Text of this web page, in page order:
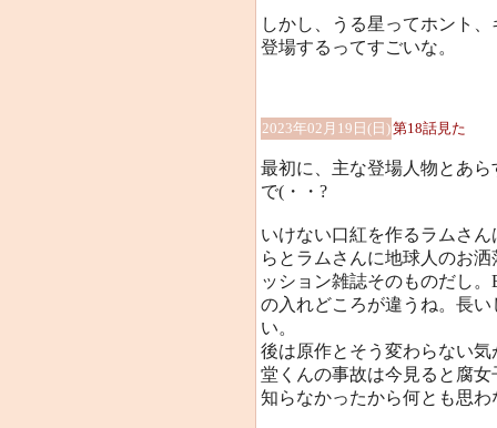
しかし、うる星ってホント
登場するってすごいな。
2023年02月19日(日)第18話見た
最初に、主な登場人物とあ
で(・・?
いけない口紅を作るラムさ
らとラムさんに地球人のお
ッション雑誌そのものだし
の入れどころが違うね。長
い。
後は原作とそう変わらない
堂くんの事故は今見ると腐
知らなかったから何とも思